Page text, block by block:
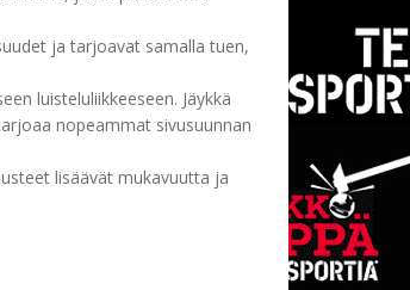
ja tarjoavat samalla tuen,
luisteluliikkeeseen. Jäykkä
nopeammat sivusuunnan
lisäävät mukavuutta ja